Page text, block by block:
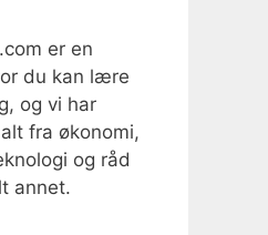
er en
du kan lære
og vi har
fra økonomi,
og råd
annet.